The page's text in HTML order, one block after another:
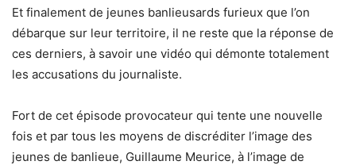
Et finalement de jeunes banlieusards furieux que l’on
débarque sur leur territoire, il ne reste que la réponse de
ces derniers, à savoir une vidéo qui démonte totalement
les accusations du journaliste.
Fort de cet épisode provocateur qui tente une nouvelle
fois et par tous les moyens de discréditer l’image des
jeunes de banlieue, Guillaume Meurice, à l’image de